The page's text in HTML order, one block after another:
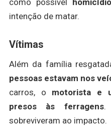
intenção de matar.
Vítimas
Além da família
pessoas estavam nos
carros, o motorista e
presos às ferragens.
sobreviveram ao impacto.